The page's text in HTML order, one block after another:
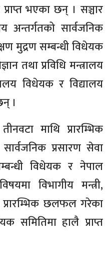
भएका छन् । सञ्चार
अन्तर्गतको सार्वजनिक
मुद्रण सम्बन्धी विधेयक
तथा प्रविधि मन्त्रालय
विधेयक र विद्यालय
।
माथि प्रारम्भिक
प्रसारण सेवा
विधेयक र नेपाल
विभागीय मन्त्री,
प्रारम्भिक छलफल गरेका
समितिमा हालै प्राप्त